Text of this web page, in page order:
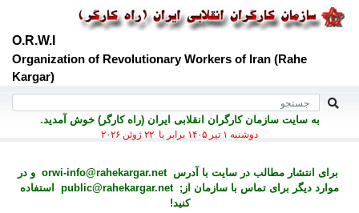
O.R.W.I
Organization of Revolutionary Workers of Iran (Rahe
Kargar)
به سايت سازمان کارگران انقلابی ايران (راه کارگر) خوش آمديد.
دوشنبه ۱ تير ۱۴۰۵ برابر با ۲۲ ژوئن ۲۰۲۶
برای انتشار مطالب در سايت با آدرسorwi-info@rahekargar.net و در
موارد ديگر برای تماس با سازمان از;public@rahekargar.net
استفاده
کنید!